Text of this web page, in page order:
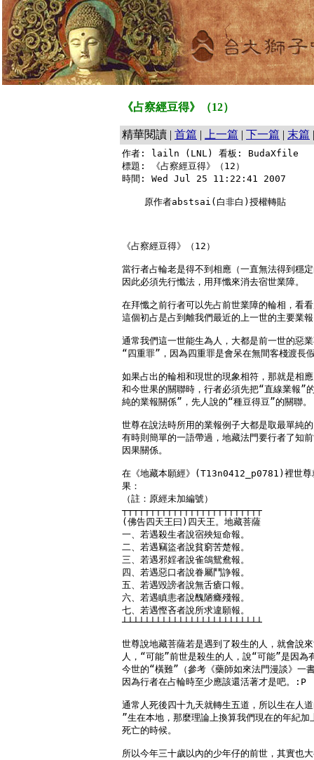
《占察經豆得》（12）
精華閱讀 | 首篇 | 上一篇 | 下一篇 | 末篇
作者: lailn (LNL) 看板: BudaXfile
標題: 《占察經豆得》（12）
時間: Wed Jul 25 11:22:41 2007
    原作者abstsai(白非白)授權轉貼
《占察經豆得》（12）
當行者占輪老是得不到相應（一直無法得到穩
因此必須先行懺法，用拜懺來消去宿世業障。
在拜懺之前行者可以先占前世業障的輪相，看
這個初占是占到離我們最近的上一世的主要業
通常我們這一世能生為人，大都是前一世的惡
“四重罪”，因為四重罪是會呆在無間客棧渡長
如果占出的輪相和現世的現象相符，那就是相
和今世果的關聯時，行者必須先把“直線業報”
純的業報關係”，先人說的“種豆得豆”的關聯。
世尊在說法時所用的業報例子大都是取最單純
有時則簡單的一語帶過，地藏法門要行者了知
因果關係。
在《地藏本願經》(T13n0412_p0781)裡世尊
果：
（註：原經未加編號）
┬┬┬┬┬┬┬┬┬┬┬┬┬┬┬┬┬┬┬┬┬┬┬┬┬
(佛告四天王曰)四天王。地藏菩薩
一、若遇殺生者說宿殃短命報。
二、若遇竊盜者說貧窮苦楚報。
三、若遇邪婬者說雀鴿鴛鴦報。
四、若遇惡口者說眷屬鬥諍報。
五、若遇毀謗者說無舌瘡口報。
六、若遇瞋恚者說醜陋癃殘報。
七、若遇慳吝者說所求違願報。
┴┴┴┴┴┴┴┴┴┴┴┴┴┴┴┴┴┴┴┴┴┴┴┴┴
世尊說地藏菩薩若是遇到了殺生的人，就會說
人，“可能”前世是殺生的人，說“可能”是因為
今世的“橫難”（參考《藥師如來法門漫談》一
因為行者在占輪時至少應該還活著才是吧。:P
通常人死後四十九天就轉生五道，所以生在人
”生在本地，那麼理論上換算我們現在的年紀
死亡的時候。
所以今年三十歲以內的少年仔的前世，其實也